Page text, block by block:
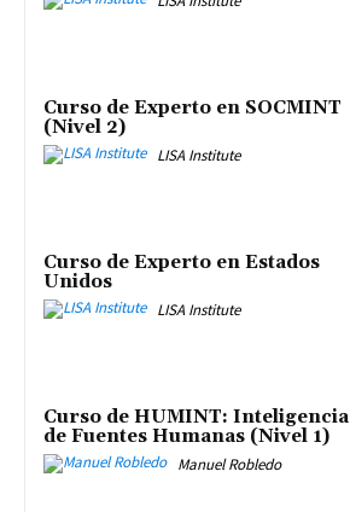
Curso de Experto en SOCMINT
(Nivel 2)
LISA Institute
Curso de Experto en Estados
Unidos
LISA Institute
Curso de HUMINT: Inteligencia
de Fuentes Humanas (Nivel 1)
Manuel Robledo